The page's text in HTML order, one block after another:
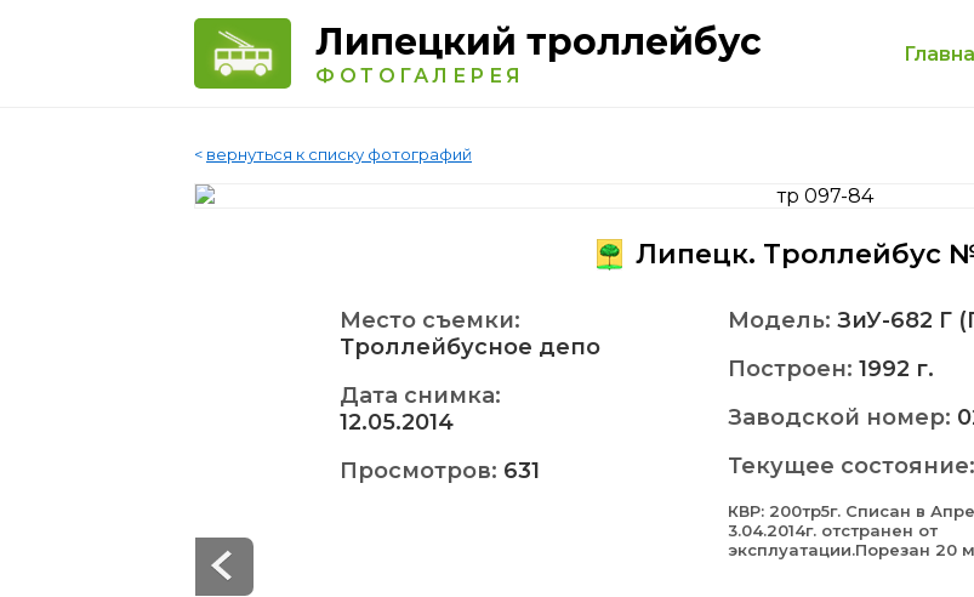
Липецкий троллейбус
ФОТОГАЛЕРЕЯ
< вернуться к списку фотографий
Липецк. Троллейбус
Место съемки:
Троллейбусное депо
Дата снимка:
12.05.2014
Просмотров: 631
Модель: ЗиУ-682 Г
Построен: 1992 г.
Заводской номер:
Текущее состояние:
КВР: 200тр5г. Cписан в
3.04.2014г. отстранен от
эксплуатации.Порезан 20